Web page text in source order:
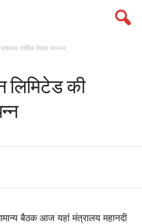
वार्षिक बैठक सम्पन्न
लिमिटेड की
बैठक आज यहां मंत्रालय महानदी